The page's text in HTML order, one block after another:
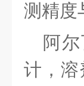
测精度
阿
计，溶